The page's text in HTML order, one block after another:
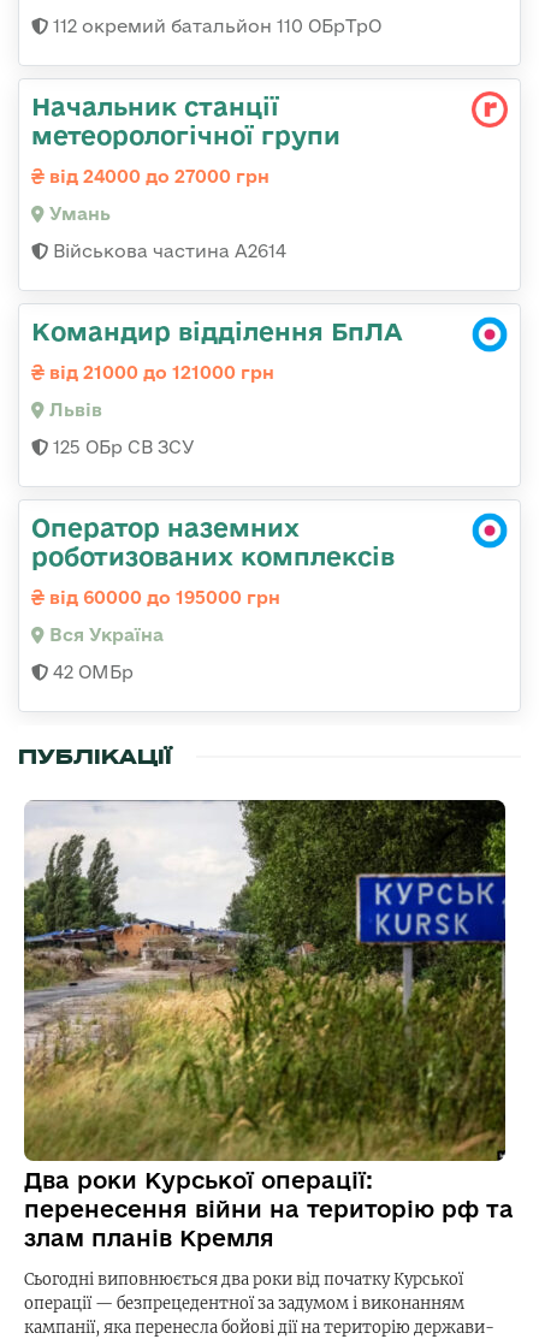
112 окремий батальйон 110 ОБрТрО
Начальник станції
метеорологічної групи
від 24000 до 27000 грн
Умань
Військова частина А2614
Командир відділення БпЛА
від 21000 до 121000 грн
Львів
125 ОБр СВ ЗСУ
Оператор наземних
роботизованих комплексів
від 60000 до 195000 грн
Вся Україна
42 ОМБр
ПУБЛІКАЦІЇ
Два роки Курської операції:
перенесення війни на територію рф та
злам планів Кремля
Сьогодні виповнюється два роки від початку Курської
операції — безпрецедентної за задумом і виконанням
кампанії, яка перенесла бойові дії на територію держави-